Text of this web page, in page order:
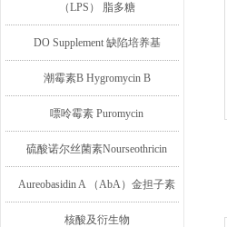
（LPS） 脂多糖
DO Supplement 缺陷培养基
潮霉素B Hygromycin B
嘌呤霉素 Puromycin
硫酸诺尔丝菌素Nourseothricin
Aureobasidin A （AbA）金担子素
A
核酸及衍生物